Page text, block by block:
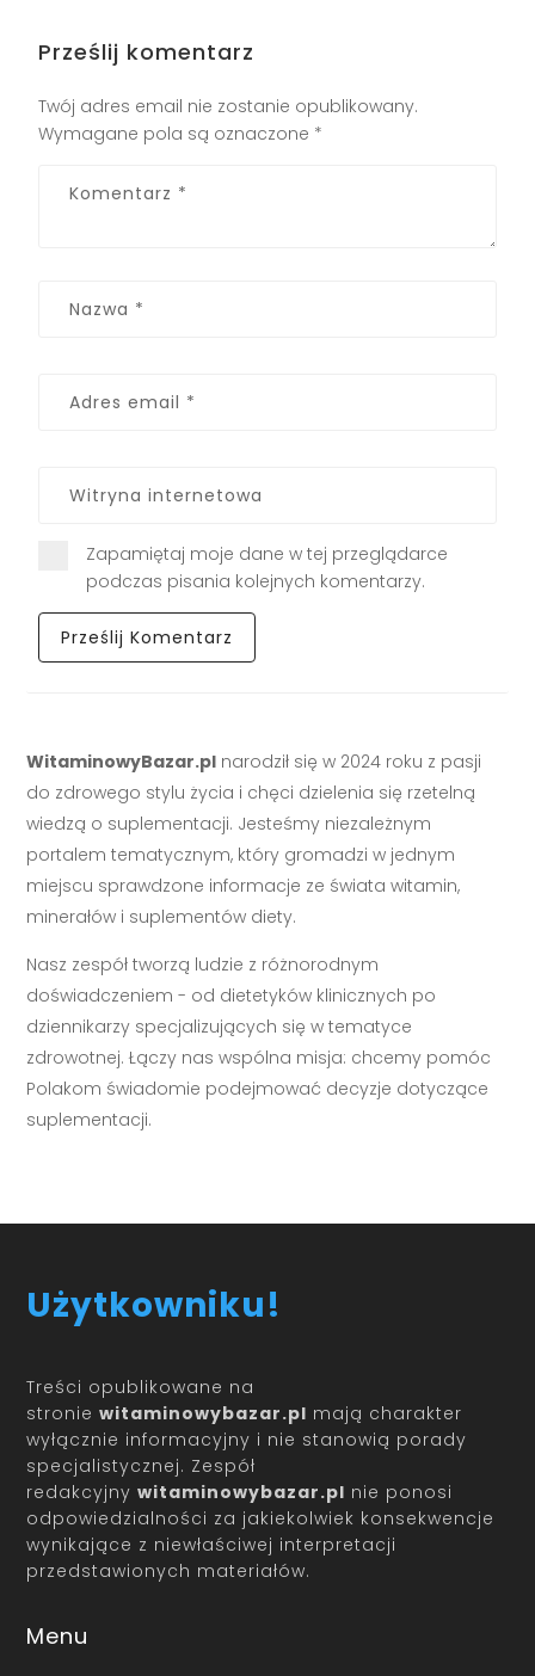
Prześlij komentarz
Twój adres email nie zostanie opublikowany.
Wymagane pola są oznaczone *
Zapamiętaj moje dane w tej przeglądarce
podczas pisania kolejnych komentarzy.
WitaminowyBazar.pl narodził się w 2024 roku z pasji
do zdrowego stylu życia i chęci dzielenia się rzetelną
wiedzą o suplementacji. Jesteśmy niezależnym
portalem tematycznym, który gromadzi w jednym
miejscu sprawdzone informacje ze świata witamin,
minerałów i suplementów diety.
Nasz zespół tworzą ludzie z różnorodnym
doświadczeniem - od dietetyków klinicznych po
dziennikarzy specjalizujących się w tematyce
zdrowotnej. Łączy nas wspólna misja: chcemy pomóc
Polakom świadomie podejmować decyzje dotyczące
suplementacji.
Użytkowniku!
Treści opublikowane na
stroniewitaminowybazar.pl mają charakter
wyłącznie informacyjny i nie stanowią porady
specjalistycznej. Zespół
redakcyjnywitaminowybazar.pl nie ponosi
odpowiedzialności za jakiekolwiek konsekwencje
wynikające z niewłaściwej interpretacji
przedstawionych materiałów.
Menu